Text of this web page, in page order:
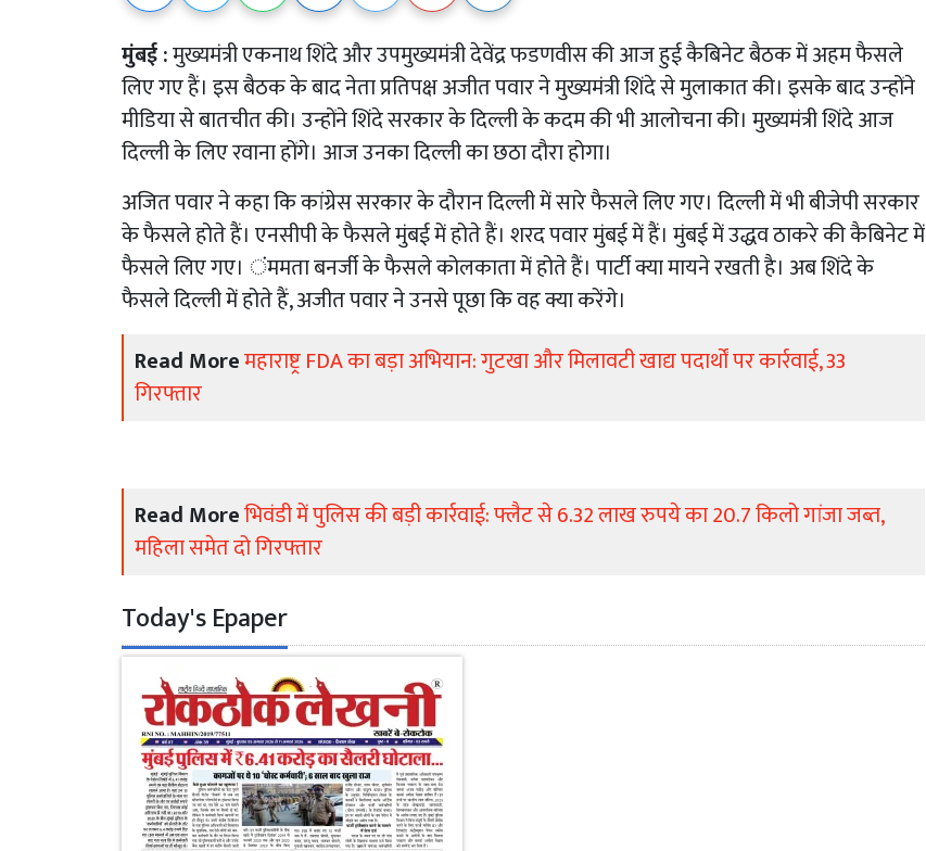
मुंबई :मुख्यमंत्री एकनाथ शिंदे और उपमुख्यमंत्री देवेंद्र फडणवीस की आज हुई कैबिनेट बैठक में अहम फैसले
लिए गए हैं। इस बैठक के बाद नेता प्रतिपक्ष अजीत पवार ने मुख्यमंत्री शिंदे से मुलाकात की। इसके बाद उन्होंने
मीडिया से बातचीत की। उन्होंने शिंदे सरकार के दिल्ली के कदम की भी आलोचना की। मुख्यमंत्री शिंदे आज
दिल्ली के लिए रवाना होंगे। आज उनका दिल्ली का छठा दौरा होगा।
अजित पवार ने कहा कि कांग्रेस सरकार के दौरान दिल्ली में सारे फैसले लिए गए। दिल्ली में भी बीजेपी सरकार
के फैसले होते हैं। एनसीपी के फैसले मुंबई में होते हैं। शरद पवार मुंबई में हैं। मुंबई में उद्धव ठाकरे की कैबिनेट में
फैसले लिए गए। ंममता बनर्जी के फैसले कोलकाता में होते हैं। पार्टी क्या मायने रखती है। अब शिंदे के
फैसले दिल्ली में होते हैं, अजीत पवार ने उनसे पूछा कि वह क्या करेंगे।
Read Moreमहाराष्ट्र FDA का बड़ा अभियान: गुटखा और मिलावटी खाद्य पदार्थों पर कार्रवाई, 33
गिरफ्तार
Read Moreभिवंडी में पुलिस की बड़ी कार्रवाई: फ्लैट से 6.32 लाख रुपये का 20.7 किलो गांजा जब्त,
महिला समेत दो गिरफ्तार
Today's Epaper